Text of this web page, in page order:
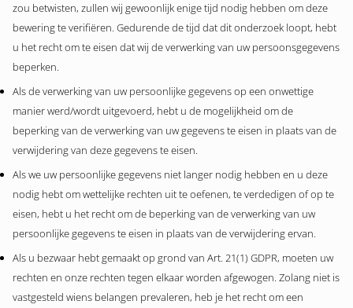
zou betwisten, zullen wij gewoonlijk enige tijd nodig hebben om deze
bewering te verifiëren. Gedurende de tijd dat dit onderzoek loopt, hebt
u het recht om te eisen dat wij de verwerking van uw persoonsgegevens
beperken.
Als de verwerking van uw persoonlijke gegevens op een onwettige
manier werd/wordt uitgevoerd, hebt u de mogelijkheid om de
beperking van de verwerking van uw gegevens te eisen in plaats van de
verwijdering van deze gegevens te eisen.
Als we uw persoonlijke gegevens niet langer nodig hebben en u deze
nodig hebt om wettelijke rechten uit te oefenen, te verdedigen of op te
eisen, hebt u het recht om de beperking van de verwerking van uw
persoonlijke gegevens te eisen in plaats van de verwijdering ervan.
Als u bezwaar hebt gemaakt op grond van Art. 21(1) GDPR, moeten uw
rechten en onze rechten tegen elkaar worden afgewogen. Zolang niet is
vastgesteld wiens belangen prevaleren, heb je het recht om een